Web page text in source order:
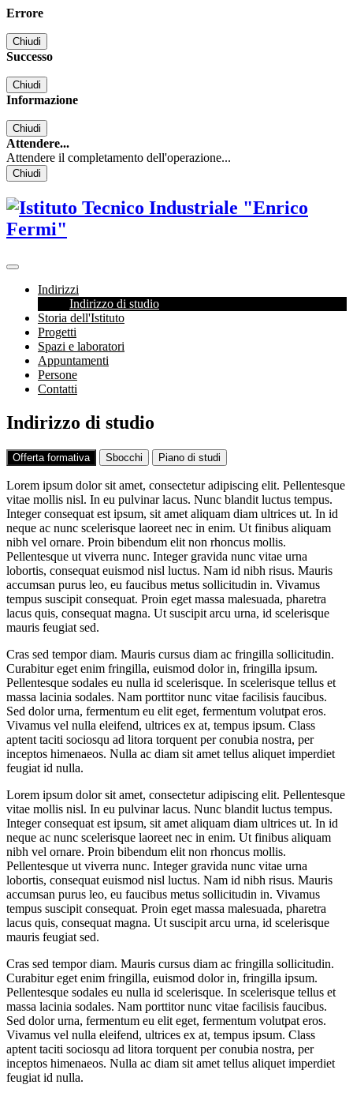
Errore
Chiudi
Successo
Chiudi
Informazione
Chiudi
Attendere...
Attendere il completamento dell'operazione...
Chiudi
Indirizzi
Indirizzo di studio
Storia dell'Istituto
Progetti
Spazi e laboratori
Appuntamenti
Persone
Contatti
Indirizzo di studio
Offerta formativa Sbocchi Piano di studi
Lorem ipsum dolor sit amet, consectetur adipiscing elit. Pellentesque
vitae mollis nisl. In eu pulvinar lacus. Nunc blandit luctus tempus.
Integer consequat est ipsum, sit amet aliquam diam ultrices ut. In id
neque ac nunc scelerisque laoreet nec in enim. Ut finibus aliquam
nibh vel ornare. Proin bibendum elit non rhoncus mollis.
Pellentesque ut viverra nunc. Integer gravida nunc vitae urna
lobortis, consequat euismod nisl luctus. Nam id nibh risus. Mauris
accumsan purus leo, eu faucibus metus sollicitudin in. Vivamus
tempus suscipit consequat. Proin eget massa malesuada, pharetra
lacus quis, consequat magna. Ut suscipit arcu urna, id scelerisque
mauris feugiat sed.
Cras sed tempor diam. Mauris cursus diam ac fringilla sollicitudin.
Curabitur eget enim fringilla, euismod dolor in, fringilla ipsum.
Pellentesque sodales eu nulla id scelerisque. In scelerisque tellus et
massa lacinia sodales. Nam porttitor nunc vitae facilisis faucibus.
Sed dolor urna, fermentum eu elit eget, fermentum volutpat eros.
Vivamus vel nulla eleifend, ultrices ex at, tempus ipsum. Class
aptent taciti sociosqu ad litora torquent per conubia nostra, per
inceptos himenaeos. Nulla ac diam sit amet tellus aliquet imperdiet
feugiat id nulla.
Lorem ipsum dolor sit amet, consectetur adipiscing elit. Pellentesque
vitae mollis nisl. In eu pulvinar lacus. Nunc blandit luctus tempus.
Integer consequat est ipsum, sit amet aliquam diam ultrices ut. In id
neque ac nunc scelerisque laoreet nec in enim. Ut finibus aliquam
nibh vel ornare. Proin bibendum elit non rhoncus mollis.
Pellentesque ut viverra nunc. Integer gravida nunc vitae urna
lobortis, consequat euismod nisl luctus. Nam id nibh risus. Mauris
accumsan purus leo, eu faucibus metus sollicitudin in. Vivamus
tempus suscipit consequat. Proin eget massa malesuada, pharetra
lacus quis, consequat magna. Ut suscipit arcu urna, id scelerisque
mauris feugiat sed.
Cras sed tempor diam. Mauris cursus diam ac fringilla sollicitudin.
Curabitur eget enim fringilla, euismod dolor in, fringilla ipsum.
Pellentesque sodales eu nulla id scelerisque. In scelerisque tellus et
massa lacinia sodales. Nam porttitor nunc vitae facilisis faucibus.
Sed dolor urna, fermentum eu elit eget, fermentum volutpat eros.
Vivamus vel nulla eleifend, ultrices ex at, tempus ipsum. Class
aptent taciti sociosqu ad litora torquent per conubia nostra, per
inceptos himenaeos. Nulla ac diam sit amet tellus aliquet imperdiet
feugiat id nulla.